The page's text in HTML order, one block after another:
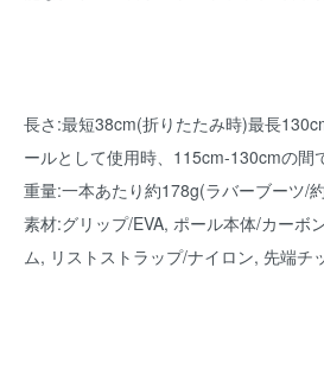
長さ:最短38cm(折りたたみ時)最長
ールとして使用時、115cm-130cmの間
重量:一本あたり約178g(ラバーブーツ/
素材:グリップ/EVA, ポール本体/カーボ
ム, リストストラップ/ナイロン, 先端チ